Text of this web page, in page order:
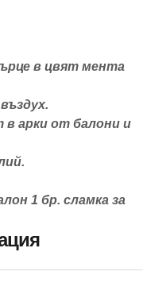
в цвят мента
в арки от балони и
1 бр. сламка за